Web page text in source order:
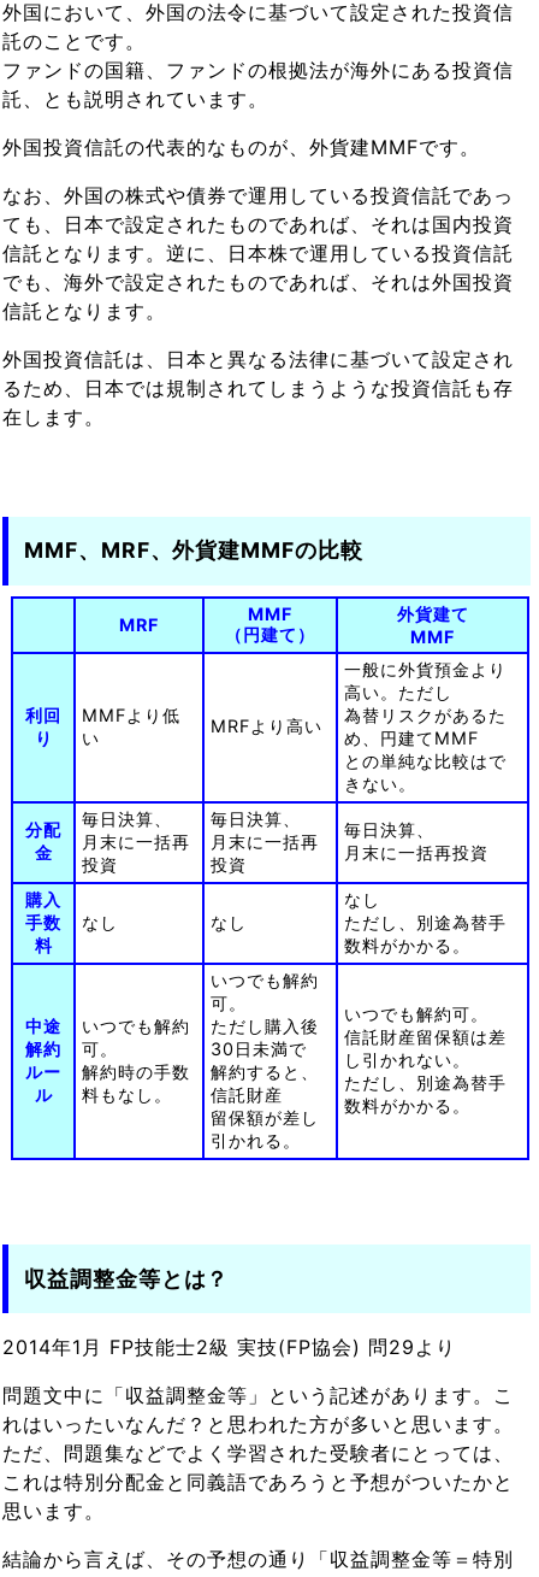
外国において、外国の法令に基づいて設定された投資信
託のことです。
ファンドの国籍、ファンドの根拠法が海外にある投資信
託、とも説明されています。
外国投資信託の代表的なものが、外貨建MMFです。
なお、外国の株式や債券で運用している投資信託であっ
ても、日本で設定されたものであれば、それは国内投資
信託となります。逆に、日本株で運用している投資信託
でも、海外で設定されたものであれば、それは外国投資
信託となります。
外国投資信託は、日本と異なる法律に基づいて設定され
るため、日本では規制されてしまうような投資信託も存
在します。
MMF、MRF、外貨建MMFの比較
MRF
MMF
（円建て）
外貨建て
MMF
利回
り
MMFより低
い
MRFより高い
一般に外貨預金より
高い。ただし
為替リスクがあるた
め、円建てMMF
との単純な比較はで
きない。
分配
金
毎日決算、
月末に一括再
投資
毎日決算、
月末に一括再
投資
毎日決算、
月末に一括再投資
購入
手数
料
なし なし
なし
ただし、別途為替手
数料がかかる。
中途
解約
ルー
ル
いつでも解約
可。
解約時の手数
料もなし。
いつでも解約
可。
ただし購入後
30日未満で
解約すると、
信託財産
留保額が差し
引かれる。
いつでも解約可。
信託財産留保額は差
し引かれない。
ただし、別途為替手
数料がかかる。
収益調整金等とは？
2014年1月 FP技能士2級 実技(FP協会) 問29より
問題文中に「収益調整金等」という記述があります。こ
れはいったいなんだ？と思われた方が多いと思います。
ただ、問題集などでよく学習された受験者にとっては、
これは特別分配金と同義語であろうと予想がついたかと
思います。
結論から言えば、その予想の通り「収益調整金等＝特別